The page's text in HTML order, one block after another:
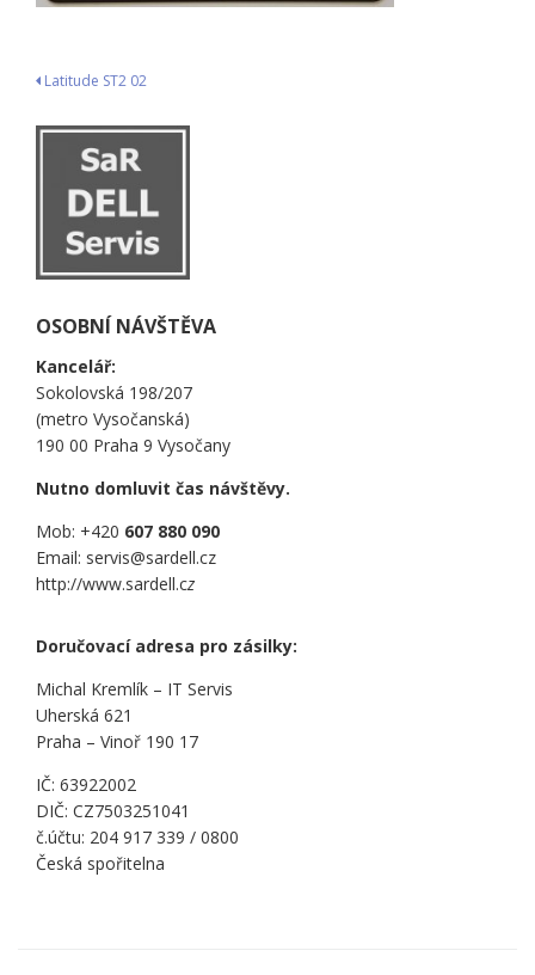
Navigace
pro
příspěvek
Latitude ST2 02
OSOBNÍ NÁVŠTĚVA
Kancelář:
Sokolovská 198/207
(metro Vysočanská)
190 00 Praha 9 Vysočany
Nutno domluvit čas návštěvy.
Mob: +420 607 880 090
Email: servis@sardell.cz
http://www.sardell.cz
Doručovací adresa pro zásilky:
Michal Kremlík – IT Servis
Uherská 621
Praha – Vinoř 190 17
IČ: 63922002
DIČ: CZ7503251041
č.účtu: 204 917 339 / 0800
Česká spořitelna